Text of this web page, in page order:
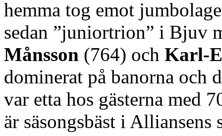
hemma tog emot
sedan ”juniortrion” i Bjuv
Månsson (764) och Karl-
dominerat på banorna och
var etta hos gästerna med
är säsongsbäst i Alliansens